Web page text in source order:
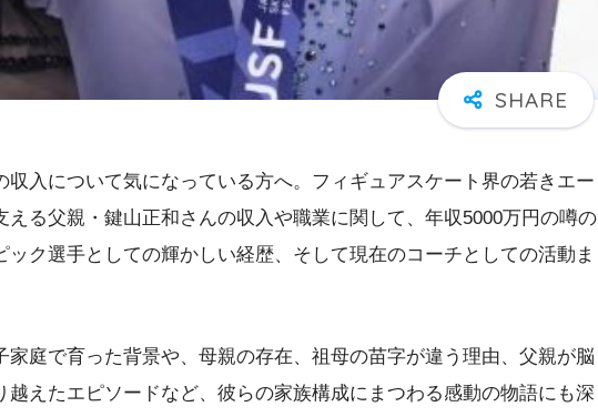
収入について気になっている方へ。フィギュアスケート界の若きエー
える父親・鍵山正和さんの収入や職業に関して、年収5000万円の噂の
ック選手としての輝かしい経歴、そして現在のコーチとしての活動ま
家庭で育った背景や、母親の存在、祖母の苗字が違う理由、父親が脳
越えたエピソードなど、彼らの家族構成にまつわる感動の物語にも深